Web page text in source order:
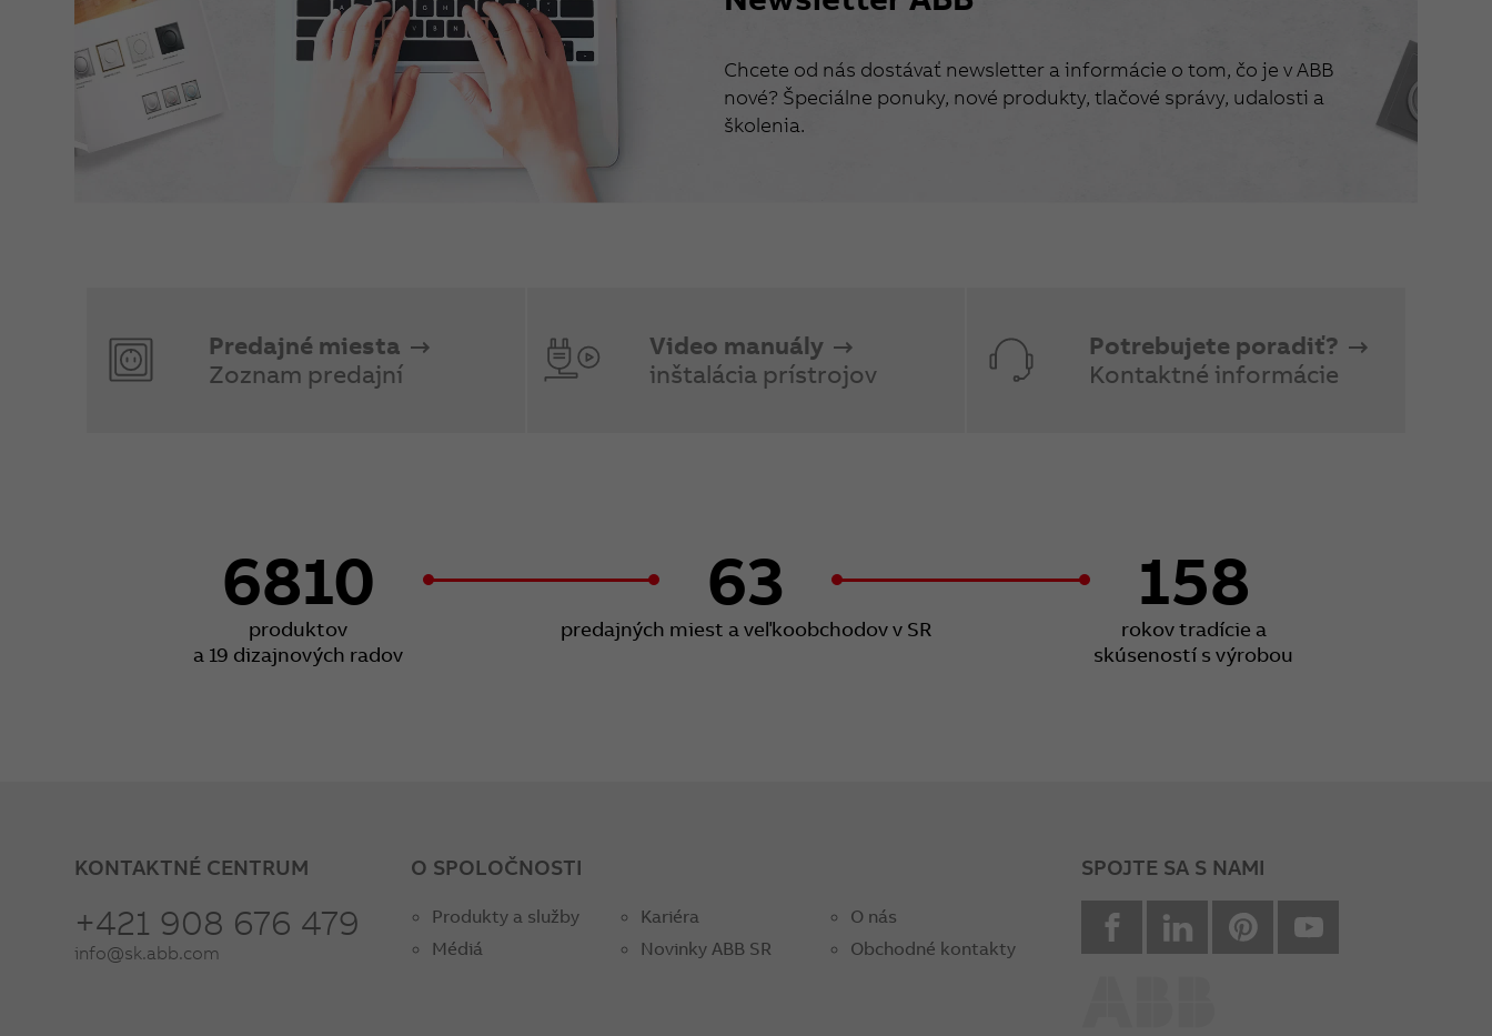
Chcete od nás dostávať newsletter a informácie o tom, čo je v ABB
nové? Špeciálne ponuky, nové produkty, tlačové správy, udalosti a
školenia.
Predajné miesta
Zoznam predajní
Video manuály
inštalácia prístrojov
Potrebujete poradiť?
Kontaktné informácie
6810
produktov
a 19 dizajnových radov
63
predajných miest a veľkoobchodov v SR
158
rokov tradície a
skúseností s výrobou
KONTAKTNÉ CENTRUM
+421 908 676 479
info@sk.abb.com
O SPOLOČNOSTI
Produkty a služby
Médiá
Kariéra
Novinky ABB SR
O nás
Obchodné kontakty
SPOJTE SA S NAMI
facebook Linkedin Pinterest